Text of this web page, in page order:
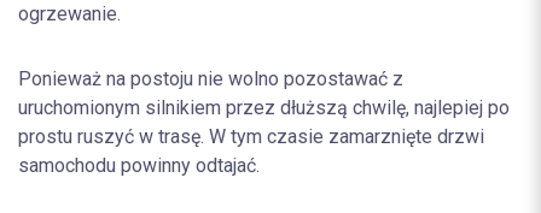
ogrzewanie.
Ponieważ na postoju nie wolno pozostawać z
uruchomionym silnikiem przez dłuższą chwilę, najlepiej po
prostu ruszyć w trasę. W tym czasie zamarznięte drzwi
samochodu powinny odtajać.